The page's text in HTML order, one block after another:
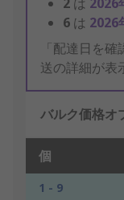
2 は 2026
6 は 2026
「配達日を
送の詳細が表
バルク価格オ
個
1 - 9